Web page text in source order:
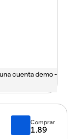
cuenta demo -
Comprar
1.89